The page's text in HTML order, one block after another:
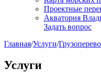
Проектные
Акватория
Задать вопрос
Главная/Услуги/
Услуги